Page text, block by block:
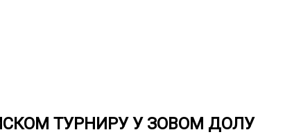
ТУРНИРУ У ЗОВОМ ДОЛУ